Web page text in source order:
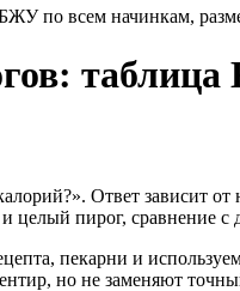
по всем начинкам,
Ответ зависит
целый пирог, сравнение
пекарни и
но не заменяют